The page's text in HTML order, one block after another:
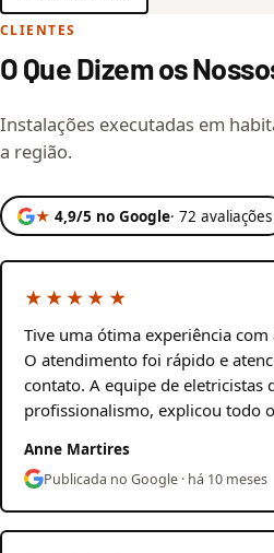
CLIENTES
O Que Dizem os
Instalações executadas em
a região.
★ 4,9/5 no Google· 72 avaliações
★★★★★
Tive uma ótima experiência com
O atendimento foi rápido e
contato. A equipe de eletricistas
profissionalismo, explicou todo
Anne Martires
Publicada no Google · há 10 meses